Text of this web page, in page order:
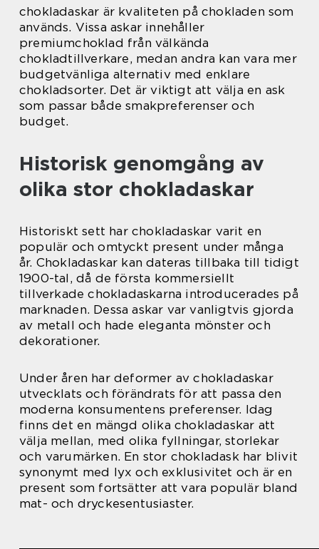
chokladaskar är kvaliteten på chokladen som
används. Vissa askar innehåller
premiumchoklad från välkända
chokladtillverkare, medan andra kan vara mer
budgetvänliga alternativ med enklare
chokladsorter. Det är viktigt att välja en ask
som passar både smakpreferenser och
budget.
Historisk genomgång av
olika stor chokladaskar
Historiskt sett har chokladaskar varit en
populär och omtyckt present under många
år. Chokladaskar kan dateras tillbaka till tidigt
1900-tal, då de första kommersiellt
tillverkade chokladaskarna introducerades på
marknaden. Dessa askar var vanligtvis gjorda
av metall och hade eleganta mönster och
dekorationer.
Under åren har deformer av chokladaskar
utvecklats och förändrats för att passa den
moderna konsumentens preferenser. Idag
finns det en mängd olika chokladaskar att
välja mellan, med olika fyllningar, storlekar
och varumärken. En stor chokladask har blivit
synonymt med lyx och exklusivitet och är en
present som fortsätter att vara populär bland
mat- och dryckesentusiaster.